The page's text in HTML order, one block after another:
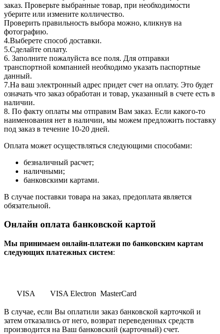
заказ. Проверьте выбранные товар, при необходимости
уберите или измените колличество.
Проверить правильность выбора можно, кликнув на
фотографию.
4.Выберете способ доставки.
5.Сделайте оплату.
6. Заполните пожалуйста все поля. Для отправки
транспортной компанией необходимо указать паспортные
данный.
7.На ваш электронный адрес придет счет на оплату. Это будет
означать что заказ обработан и товар, указанный в счете есть в
наличии.
8. По факту оплаты мы отправим Вам заказ. Если какого-то
наименования нет в наличии, мы можем предложить поставку
под заказ в течение 10-20 дней.
Оплата может осуществляться следующими способами:
безналичный расчет;
наличными;
банковскими картами.
В случае поставки товара на заказ, предоплата является
обязательной.
Онлайн оплата банковской картой
Мы принимаем онлайн-платежи по банковским картам
cледующих платежных систем:
VISA VISA Electron MasterCard
В случае, если Вы оплатили заказ банковской карточкой и
затем отказались от него, возврат переведенных средств
производится на Ваш банковский (карточный) счет.